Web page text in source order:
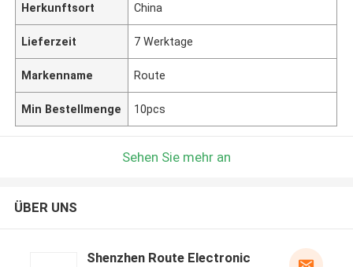
Herkunftsort China
Lieferzeit 7 Werktage
Markenname Route
Min Bestellmenge 10pcs
Sehen Sie mehr an
ÜBER UNS
Shenzhen Route Electronic